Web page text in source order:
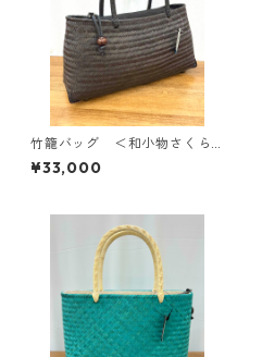
竹籠バッグ ＜和小物さくら
＞ SKB-11
¥33,000